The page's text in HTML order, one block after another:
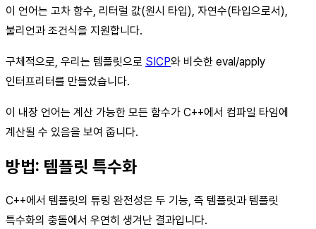
이 언어는 고차 함수, 리터럴 값(원시 타입), 자연수(타입으로서),
불리언과 조건식을 지원합니다.
구체적으로, 우리는 템플릿으로 SICP와 비슷한 eval/apply
인터프리터를 만들었습니다.
이 내장 언어는 계산 가능한 모든 함수가 C++에서 컴파일 타임에
계산될 수 있음을 보여 줍니다.
방법: 템플릿 특수화
C++에서 템플릿의 튜링 완전성은 두 기능, 즉 템플릿과 템플릿
특수화의 충돌에서 우연히 생겨난 결과입니다.